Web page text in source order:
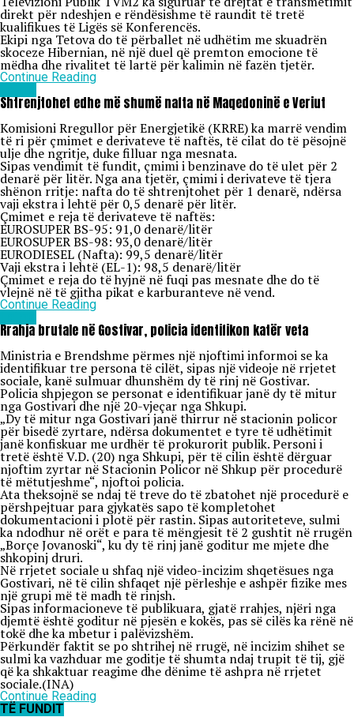
direkt për ndeshjen e rëndësishme të raundit të tretë
kualifikues të Ligës së Konferencës.
Ekipi nga Tetova do të përballet në udhëtim me skuadrën
skoceze Hibernian, në një duel që premton emocione të
mëdha dhe rivalitet të lartë për kalimin në fazën tjetër.
Continue Reading
Shtrenjtohet edhe më shumë nafta në Maqedoninë e Veriut
Komisioni Rregullor për Energjetikë (KRRE) ka marrë vendim
të ri për çmimet e derivateve të naftës, të cilat do të pësojnë
ulje dhe ngritje, duke filluar nga mesnata.
Sipas vendimit të fundit, çmimi i benzinave do të ulet për 2
denarë për litër. Nga ana tjetër, çmimi i derivateve të tjera
shënon rritje: nafta do të shtrenjtohet për 1 denarë, ndërsa
vaji ekstra i lehtë për 0,5 denarë për litër.
Çmimet e reja të derivateve të naftës:
EUROSUPER BS-95: 91,0 denarë/litër
EUROSUPER BS-98: 93,0 denarë/litër
EURODIESEL (Nafta): 99,5 denarë/litër
Vaji ekstra i lehtë (EL-1): 98,5 denarë/litër
Çmimet e reja do të hyjnë në fuqi pas mesnate dhe do të
vlejnë në të gjitha pikat e karburanteve në vend.
Continue Reading
Rrahja brutale në Gostivar, policia identifikon katër veta
Ministria e Brendshme përmes një njoftimi informoi se ka
identifikuar tre persona të cilët, sipas një videoje në rrjetet
sociale, kanë sulmuar dhunshëm dy të rinj në Gostivar.
Policia shpjegon se personat e identifikuar janë dy të mitur
nga Gostivari dhe një 20-vjeçar nga Shkupi.
„Dy të mitur nga Gostivari janë thirrur në stacionin policor
për bisedë zyrtare, ndërsa dokumentet e tyre të udhëtimit
janë konfiskuar me urdhër të prokurorit publik. Personi i
tretë është V.D. (20) nga Shkupi, për të cilin është dërguar
njoftim zyrtar në Stacionin Policor në Shkup për procedurë
të mëtutjeshme“, njoftoi policia.
Ata theksojnë se ndaj të treve do të zbatohet një procedurë e
përshpejtuar para gjykatës sapo të kompletohet
dokumentacioni i plotë për rastin. Sipas autoriteteve, sulmi
ka ndodhur në orët e para të mëngjesit të 2 gushtit në rrugën
„Borçe Jovanoski“, ku dy të rinj janë goditur me mjete dhe
shkopinj druri.
Në rrjetet sociale u shfaq një video-incizim shqetësues nga
Gostivari, në të cilin shfaqet një përleshje e ashpër fizike mes
një grupi më të madh të rinjsh.
Sipas informacioneve të publikuara, gjatë rrahjes, njëri nga
djemtë është goditur në pjesën e kokës, pas së cilës ka rënë në
tokë dhe ka mbetur i palëvizshëm.
Përkundër faktit se po shtrihej në rrugë, në incizim shihet se
sulmi ka vazhduar me goditje të shumta ndaj trupit të tij, gjë
që ka shkaktuar reagime dhe dënime të ashpra në rrjetet
sociale.(INA)
Continue Reading
TË FUNDIT